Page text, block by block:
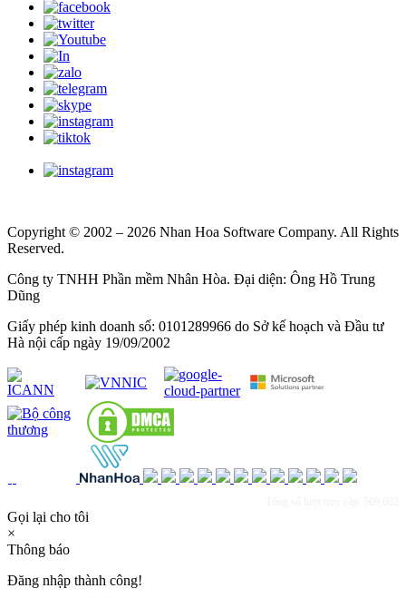
Copyright © 2002 – 2026 Nhan Hoa Software Company. All Rights
Reserved.
Công ty TNHH Phần mềm Nhân Hòa. Đại diện: Ông Hồ Trung
Dũng
Giấy phép kinh doanh số: 0101289966 do Sở kế hoạch và Đầu tư
Hà nội cấp ngày 19/09/2002
Gọi lại cho tôi
×
Thông báo
Đăng nhập thành công!